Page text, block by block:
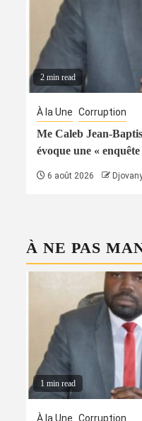
2 min read
À la Une Corruption
Me Caleb Jean-
évoque une «
6 août 2026
À NE PAS
1 min read
À la Une Corruption